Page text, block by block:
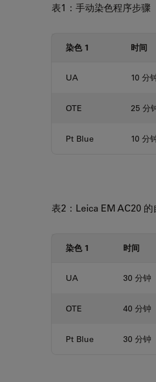
表1：手动染色程序步骤
染色 1 时间
UA 10 分
OTE 25 分
Pt Blue 10 分
表2：Leica EM AC20 的
染色 1 时间
UA 30 分钟
OTE 40 分钟
Pt Blue 30 分钟